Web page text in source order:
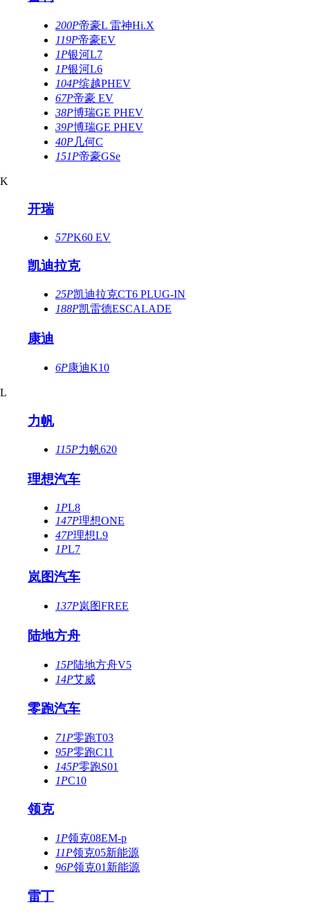
200P帝豪L 雷神Hi.X
119P帝豪EV
1P银河L7
1P银河L6
104P缤越PHEV
67P帝豪 EV
38P博瑞GE PHEV
39P博瑞GE PHEV
40P几何C
151P帝豪GSe
K
开瑞
57PK60 EV
凯迪拉克
25P凯迪拉克CT6 PLUG-IN
188P凯雷德ESCALADE
康迪
6P康迪K10
L
力帆
115P力帆620
理想汽车
1PL8
147P理想ONE
47P理想L9
1PL7
岚图汽车
137P岚图FREE
陆地方舟
15P陆地方舟V5
14P艾威
零跑汽车
71P零跑T03
95P零跑C11
145P零跑S01
1PC10
领克
1P领克08EM-p
11P领克05新能源
96P领克01新能源
雷丁